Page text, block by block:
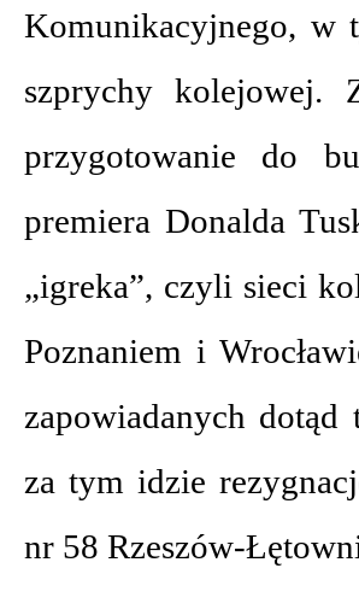
Komunikacyjnego, w
szprychy kolejowej.
przygotowanie do
premiera Donalda
„igreka”, czyli sieci
Poznaniem i
zapowiadanych
za tym idzie
nr 58 Rzeszów-